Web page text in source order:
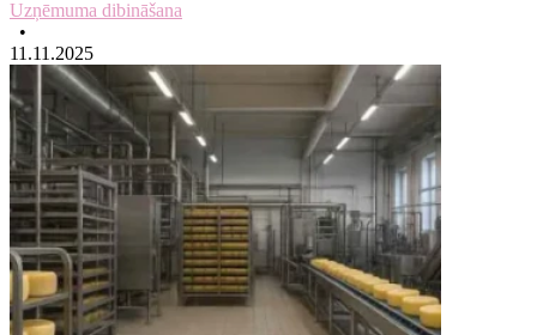
Uzņēmuma dibināšana
•
11.11.2025